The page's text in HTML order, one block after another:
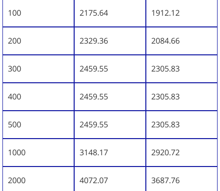
100 2175.64 1912.12
200 2329.36 2084.66
300 2459.55 2305.83
400 2459.55 2305.83
500 2459.55 2305.83
1000 3148.17 2920.72
2000 4072.07 3687.76